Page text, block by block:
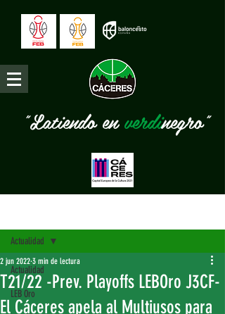
"Latiendo enverdinegro"
Actualidad
LEB Oro
Actualidad
T21/22 -Prev. Playoffs LEBOro J3CF-
El Cáceres apela al Multiusos para
2 jun 2022 3 min de lectura